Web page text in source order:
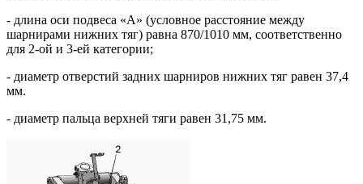
- длина оси подвеса «А» (условное расстояние между
шарнирами нижних тяг) равна 870/1010 мм, соответственно
для 2-ой и 3-ей категории;
- диаметр отверстий задних шарниров нижних тяг равен 37,4
мм.
- диаметр пальца верхней тяги равен 31,75 мм.